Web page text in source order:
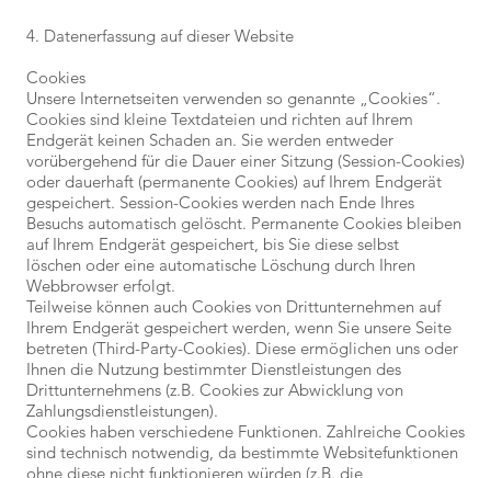
4. Datenerfassung auf dieser Website
Cookies
Unsere Internetseiten verwenden so genannte „Cookies“.
Cookies sind kleine Textdateien und richten auf Ihrem
Endgerät keinen Schaden an. Sie werden entweder
vorübergehend für die Dauer einer Sitzung (Session-Cookies)
oder dauerhaft (permanente Cookies) auf Ihrem Endgerät
gespeichert. Session-Cookies werden nach Ende Ihres
Besuchs automatisch gelöscht. Permanente Cookies bleiben
auf Ihrem Endgerät gespeichert, bis Sie diese selbst
löschen oder eine automatische Löschung durch Ihren
Webbrowser erfolgt.
Teilweise können auch Cookies von Drittunternehmen auf
Ihrem Endgerät gespeichert werden, wenn Sie unsere Seite
betreten (Third-Party-Cookies). Diese ermöglichen uns oder
Ihnen die Nutzung bestimmter Dienstleistungen des
Drittunternehmens (z.B. Cookies zur Abwicklung von
Zahlungsdienstleistungen).
Cookies haben verschiedene Funktionen. Zahlreiche Cookies
sind technisch notwendig, da bestimmte Websitefunktionen
ohne diese nicht funktionieren würden (z.B. die